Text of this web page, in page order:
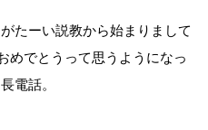
たーい説教から始まりまして
めでとうって思うようになっ
電話。